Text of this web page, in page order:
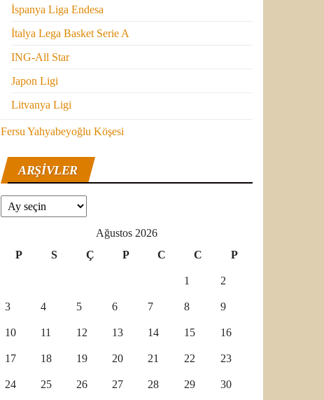
İspanya Liga Endesa
İtalya Lega Basket Serie A
ING-All Star
Japon Ligi
Litvanya Ligi
Fersu Yahyabeyoğlu Köşesi
ARŞIVLER
Arşivler
Ağustos 2026
P
S Ç P C C P
1 2
3 4 5 6 7 8 9
10 11 12 13 14 15 16
17 18 19 20 21 22 23
24 25 26 27 28 29 30